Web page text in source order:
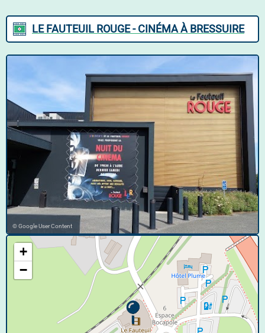
LE FAUTEUIL ROUGE - CINÉMA À BRESSUIRE
© Google User Content
+
−